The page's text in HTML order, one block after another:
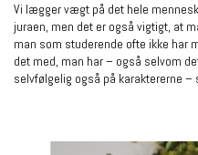
Vi lægger vægt på det hele
juraen, men det er også vigtigt, at
man som studerende ofte ikke har
det med, man har – også selvom
selvfølgelig også på karaktererne